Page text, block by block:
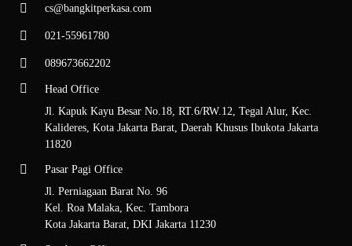
cs@bangkitperkasa.com
021-55961780
089673662202
Head Office
Jl. Kapuk Kayu Besar No.18, RT.6/RW.12, Tegal Alur, Kec.
Kalideres, Kota Jakarta Barat, Daerah Khusus Ibukota Jakarta
11820
Pasar Pagi Office
Jl. Perniagaan Barat No. 96
Kel. Roa Malaka, Kec. Tambora
Kota Jakarta Barat, DKI Jakarta 11230